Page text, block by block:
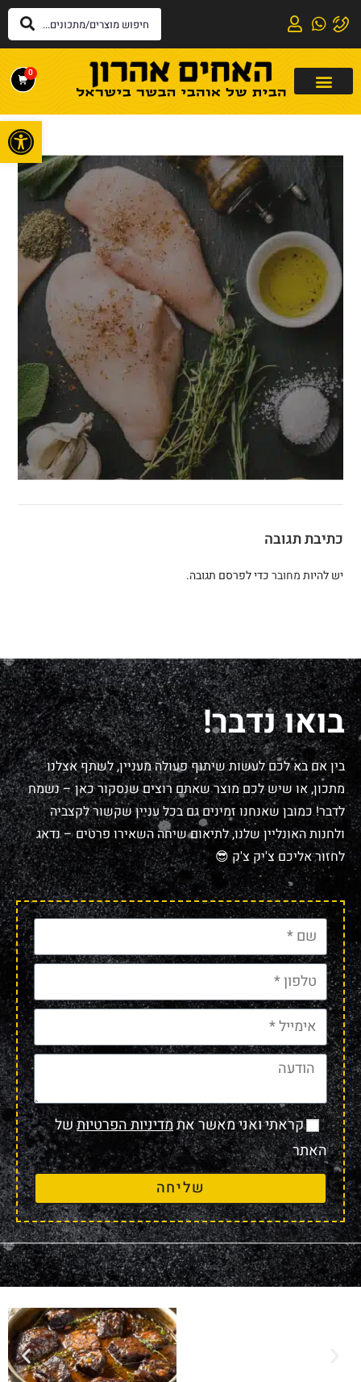
0
כתיבת תגובה
יש להיותמחוברכדי לפרסם תגובה.
בואו נדבר!
בין אם בא לכם לעשות שיתוף פעולה מעניין, לשתף אצלנו
מתכון, או שיש לכם מוצר שאתם רוצים שנסקור כאן – נשמח
לדבר! כמובן שאנחנו זמינים גם בכל עניין שקשור לקצביה
ולחנות האונליין שלנו, לתיאום שיחה השאירו פרטים – נדאג
לחזור אליכם צ'יק צ'ק 😎
קראתי ואני מאשר אתמדיניות הפרטיותשל
האתר
שליחה